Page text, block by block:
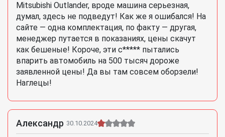
Mitsubishi Outlander, вроде машина серьезная,
думал, здесь не подведут! Как же я ошибался! На
сайте — одна комплектация, по факту — другая,
менеджер путается в показаниях, цены скачут
как бешеные! Короче, эти с***** пытались
впарить автомобиль на 500 тысяч дороже
заявленной цены! Да вы там совсем оборзели!
Наглецы!
Александр 30.10.2024